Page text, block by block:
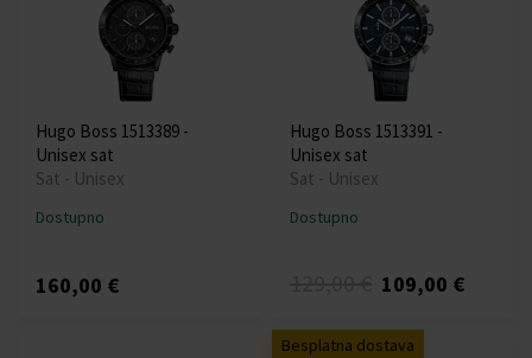
Hugo Boss 1513389 -
Unisex sat
Sat - Unisex
Dostupno
160,00 €
Hugo Boss 1513391 -
Unisex sat
Sat - Unisex
Dostupno
109,00 €
Besplatna dostava